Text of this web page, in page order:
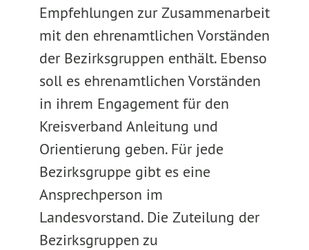
Empfehlungen zur Zusammenarbeit
mit den ehrenamtlichen Vorständen
der Bezirksgruppen enthält. Ebenso
soll es ehrenamtlichen Vorständen
in ihrem Engagement für den
Kreisverband Anleitung und
Orientierung geben. Für jede
Bezirksgruppe gibt es eine
Ansprechperson im
Landesvorstand. Die Zuteilung der
Bezirksgruppen zu